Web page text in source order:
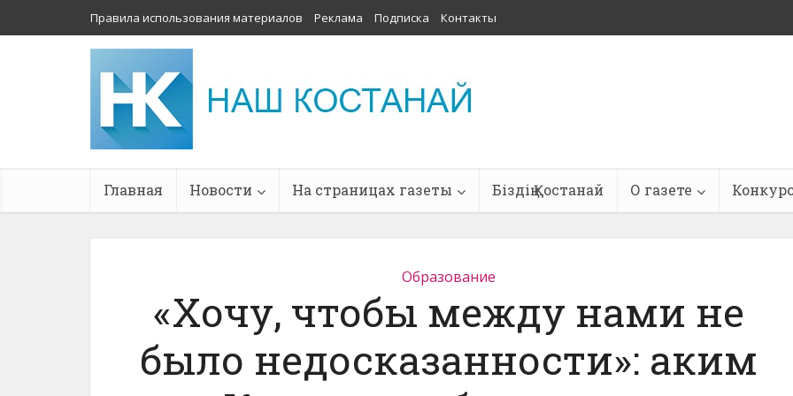
Правила использования материалов Реклама Подписка Контакты
Главная Новости На страницах газеты Біздің Қостанай О газете
Образование
«Хочу, чтобы между нами не
было недосказанности»: аким